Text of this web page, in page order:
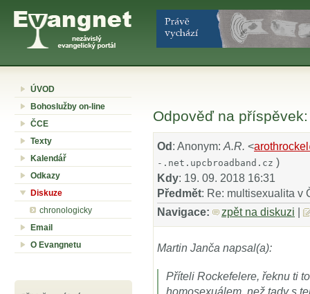
ÚVOD
Bohoslužby on-line
ČCE
Texty
Kalendář
Odkazy
Diskuze
chronologicky
Email
O Evangnetu
Odpověď na
Od : Anonym: A.R. <
-.net.upcbroadband.cz )
Kdy: 19. 09. 2018 16:31
Předmět: Re: multisexualita v
Navigace:
zpět na diskuzi
Martin Janča napsal(a):
Příteli Rockefelere, řeknu ti
homosexuálem, než tady s